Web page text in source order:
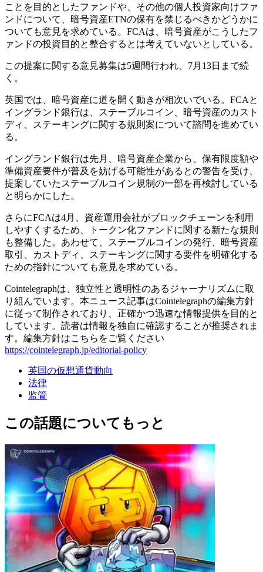
ことを目的としたファンドや、その他の個人投資家向けファ
ンドについて、暗号資産ETNの保有を禁じるべきかどうかに
ついても意見を求めている。FCAは、暗号資産がこうしたフ
ァンドの投資目的と整合するとは考えていないとしている。
この提案に関する意見募集は5週間行われ、7月13日まで続
く。
英国では、暗号資産に道を開く動きが相次いでいる。FCAと
イングランド銀行は、ステーブルコイン、暗号資産のカスト
ディ、ステーキングに関する規則案について諮問を進めてい
る。
イングランド銀行は先月、暗号資産企業から、保有限度額や
準備資産要件が普及を妨げる可能性があるとの警告を受け、
提案していたステーブルコイン規制の一部を再検討している
と明らかにした。
さらにFCAは4月、資産運用会社がブロックチェーンを利用
しやすくするため、トークン化ファンドに関する新たな規則
も整備した。あわせて、ステーブルコインの発行、暗号資産
取引、カストディ、ステーキングに関する要件を明確化する
ための指針についても意見を求めている。
Cointelegraphは、独立性と透明性のあるジャーナリズムに取
り組んでいます。本ニュース記事はCointelegraphの編集方針
に従って制作されており、正確かつ迅速な情報提供を目的と
しています。読者は情報を独自に確認することが推奨されま
す。編集方針はこちらをご覧ください
https://cointelegraph.jp/editorial-policy
英国の仮想通貨動向
法律
监管
この話題についてもっと